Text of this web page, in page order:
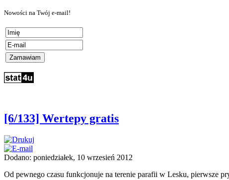
Nowości na Twój e-mail!
[6/133] Wertepy gratis
Dodano: poniedziałek, 10 wrzesień 2012
Od pewnego czasu funkcjonuje na terenie parafii w Lesku, pierwsze